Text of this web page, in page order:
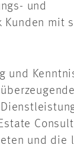
und
Kunden mit
und
und die